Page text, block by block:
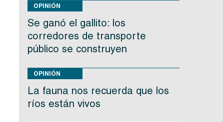
OPINIÓN
Se ganó el gallito: los
corredores de transporte
público se construyen
OPINIÓN
La fauna nos recuerda que los
ríos están vivos